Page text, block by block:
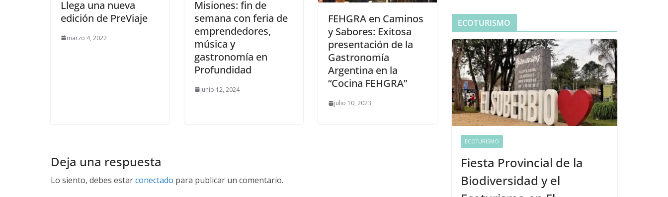
Llega una nueva
edición de PreViaje
marzo 4, 2022
Misiones: fin de
semana con feria de
emprendedores,
música y
gastronomía en
Profundidad
junio 12, 2024
FEHGRA en Caminos
y Sabores: Exitosa
presentación de la
Gastronomía
Argentina en la
“Cocina FEHGRA”
julio 10, 2023
Deja una respuesta
Lo siento, debes estarconectado para publicar un comentario.
ECOTURISMO
ECOTURISMO
Fiesta Provincial de la
Biodiversidad y el